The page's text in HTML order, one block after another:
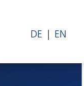
DE EN